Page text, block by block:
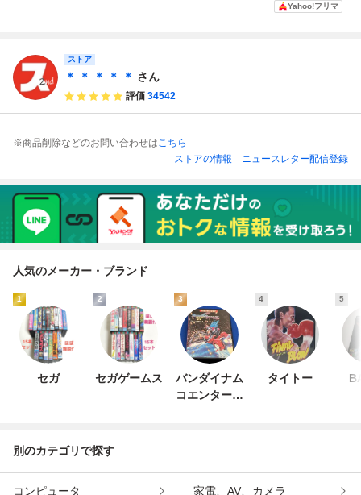
ー 1本 説無し
明書付 SFC
Yahoo!フリマ
ストア
＊ ＊ ＊ ＊ ＊ さん
評価 34542
※商品削除などのお問い合わせはこちら
ストアの情報
ニュースレター配信登録
人気のメーカー・ブランド
1
セガ
2
セガゲームス
3
バンダイナム
コエンターテ
4
タイトー
5
別のカテゴリで探す
コンピュータ 家電、AV、カメラ